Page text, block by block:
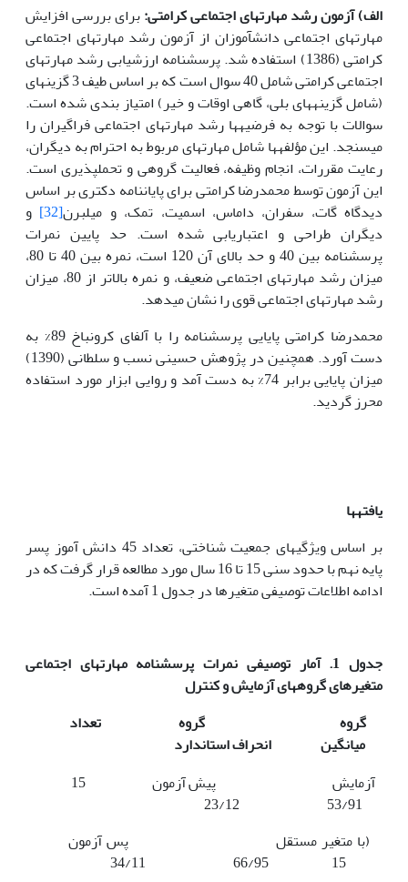
الف) آزمون رشد مهارت­های اجتماعی کرامتی:برای بررسی افزایش
مهارت­های اجتماعی دانش­آموزان از آزمون رشد مهارت­های اجتماعی
کرامتی (1386) استفاده شد. پرسشنامه ارزشیابی رشد مهارت­های
اجتماعی کرامتی شامل 40 سوال است که بر اساس طیف 3 گزینه­ای
(شامل گزینه­های بلی، گاهی اوقات و خیر) امتیاز بندی شده است.
سوالات با توجه به فرضیه­ها رشد مهارت­های اجتماعی فراگیران را
می­سنجد. این مؤلفه­ها شامل مهارت­های مربوط به احترام به دیگران،
رعایت مقررات، انجام وظیفه، فعالیت گروهی و تحمل­پذیری است.
این آزمون توسط محمدرضا کرامتی برای پایان­نامه دکتری بر اساس
دیدگاه گات، سفران، داماس، اسمیت، تمک، و میلبرن[32]
و
دیگران طراحی و اعتباریابی شده است. حد پایین نمرات
پرسشنامه بین 40 و حد بالای آن 120 است، نمره بین 40 تا 80،
میزان رشد مهارت­های اجتماعی ضعیف، و نمره بالاتر از 80، میزان
رشد مهارت­های اجتماعی قوی را نشان می­دهد.
محمدرضا کرامتی پایایی پرسشنامه را با آلفای کرونباخ 89% به
دست آورد. همچنین در پژوهش حسینی نسب و سلطانی (1390)
میزان پایایی برابر 74% به دست آمد و روایی ابزار مورد استفاده
محرز گردید.
یافته­ها
بر ­اساس ویژگی­های جمعیت­ شناختی، تعداد 45 دانش آموز پسر
پایه نهم با حدود سنی 15 تا 16 سال مورد مطالعه قرار گرفت که در
ادامه اطلاعات توصیفی متغیر­ها در جدول 1 آمده است.
جدول 1. آمار توصیفی نمرات پرسشنامه مهارت­های اجتماعی
متغیرهای گروه­های آزمایش و کنترل
گروه گروه تعداد
میانگین انحراف استاندارد
(با متغیر مستقل پس آزمون